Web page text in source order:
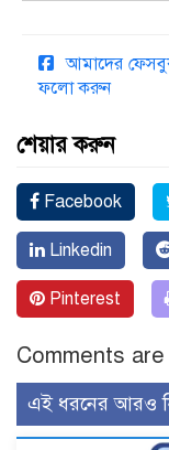
আমাদের
ফলো করুন
শেয়ার করুন
Facebook
Linkedin
Pinterest
Comments
এই ধরনের আরও